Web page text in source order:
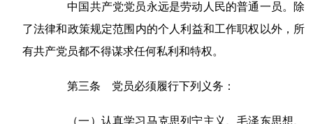
中国共产党党员永远是劳动人民的普通一员。除
了法律和政策规定范围内的个人利益和工作职权以外，所
有共产党员都不得谋求任何私利和特权。
第三条 党员必须履行下列义务：
（一）认真学习马克思列宁主义、毛泽东思想、